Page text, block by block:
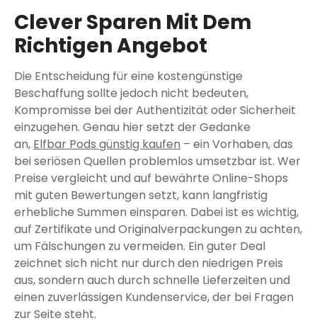
Clever Sparen Mit Dem
Richtigen Angebot
Die Entscheidung für eine kostengünstige
Beschaffung sollte jedoch nicht bedeuten,
Kompromisse bei der Authentizität oder Sicherheit
einzugehen. Genau hier setzt der Gedanke
an, Elfbar Pods günstig kaufen – ein Vorhaben, das
bei seriösen Quellen problemlos umsetzbar ist. Wer
Preise vergleicht und auf bewährte Online-Shops
mit guten Bewertungen setzt, kann langfristig
erhebliche Summen einsparen. Dabei ist es wichtig,
auf Zertifikate und Originalverpackungen zu achten,
um Fälschungen zu vermeiden. Ein guter Deal
zeichnet sich nicht nur durch den niedrigen Preis
aus, sondern auch durch schnelle Lieferzeiten und
einen zuverlässigen Kundenservice, der bei Fragen
zur Seite steht.